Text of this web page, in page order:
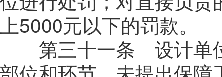
上5000元以下的罚款。
第三十一条 设计单位